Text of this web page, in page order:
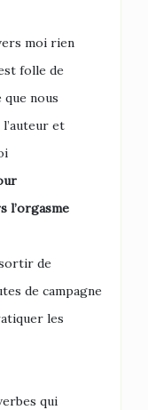
moi rien
folle de
nous
l’auteur et
l’orgasme
de
de campagne
les
qui